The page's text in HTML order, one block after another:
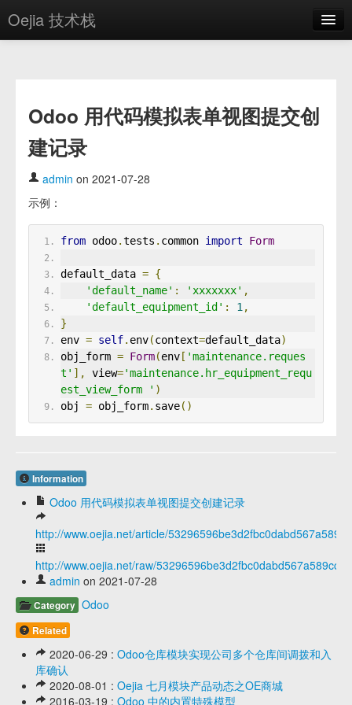
Oejia 技术栈
方案
OE学院
分享
关于
编辑器
Odoo 用代码模拟表单视图提交创
建记录
admin on 2021-07-28
示例：
from odoo.tests . common import Form
default_data = {
'default_name' : 'xxxxxxx' ,
'default_equipment_id' : 1 ,
}
env = self. env(context=default_data)
obj_form = Form(env[ 'maintenance.reques
t' ], view='maintenance.hr_equipment_requ
est_view_form ' )
obj = obj_form. save()
Information
Odoo 用代码模拟表单视图提交创建记录
http://www.oejia.net/article/
http://www.oejia.net/raw/53296596be3d2fbc0dabd567a589cc25
admin on 2021-07-28
Category Odoo
Related
2020-06-29 : Odoo仓库模块实现公司多个仓库间调拨和入
库确认
2020-08-01 : Oejia 七月模块产品动态之OE商城
2016-03-19 : Odoo 中的内置特殊模型